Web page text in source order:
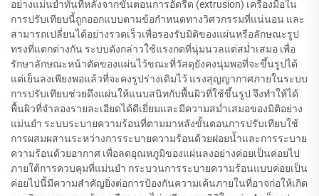
อย่างแม่นยำทันทีหลังจากขั้นตอนการอัดรีด (extrusion) เครื่องมือใน
การปรับเทียบนี้ถูกออกแบบตามข้อกำหนดทางวิศวกรรมที่แน่นอน และ
สามารถเปลี่ยนได้อย่างรวดเร็วเพื่อรองรับมิติของแผ่นหรือลักษณะรูป
ทรงที่แตกต่างกัน ระบบดังกล่าวใช้แรงกดที่นุ่มนวลแต่สม่ำเสมอ เพื่อ
รักษาลักษณะหน้าตัดของแผ่นไว้ขณะที่วัสดุยังคงนุ่มพอที่จะขึ้นรูปได้
แต่เย็นลงเพียงพอแล้วที่จะคงรูปร่างเดิมไว้ แรงสุญญากาศภายในระบบ
การปรับเทียบช่วยดึงแผ่นให้แนบสนิทกับพื้นผิวที่ใช้ขึ้นรูป จึงทำให้ได้
พื้นผิวที่จำลองรายละเอียดได้ดีเยี่ยมและมีความสม่ำเสมอของมิติอย่าง
แม่นยำ ระบบระบายความร้อนที่ตามมาหลังขั้นตอนการปรับเทียบใช้
การผสมผสานระหว่างการระบายความร้อนด้วยฝอยน้ำและการระบาย
ความร้อนด้วยอากาศ เพื่อลดอุณหภูมิของแผ่นลงอย่างค่อยเป็นค่อยไป
ภายใต้การควบคุมที่แม่นยำ กระบวนการระบายความร้อนแบบค่อยเป็น
ค่อยไปนี้มีความสำคัญยิ่งต่อการป้องกันความเค้นภายในที่อาจก่อให้เกิด